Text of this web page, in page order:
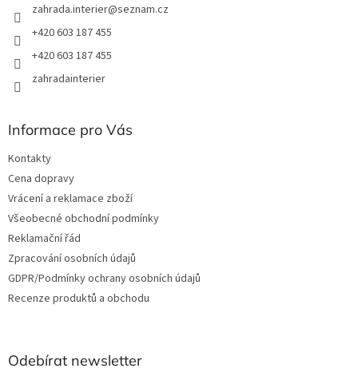
zahrada.interier@seznam.cz
+420 603 187 455
+420 603 187 455
zahradainterier
Informace pro Vás
Kontakty
Cena dopravy
Vrácení a reklamace zboží
Všeobecné obchodní podmínky
Reklamační řád
Zpracování osobních údajů
GDPR/Podmínky ochrany osobních údajů
Recenze produktů a obchodu
Odebírat newsletter